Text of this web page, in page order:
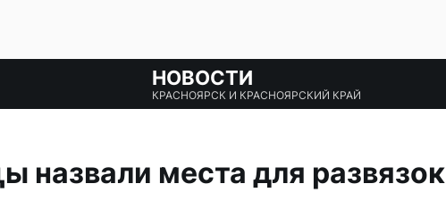
НОВОСТИ
КРАСНОЯРСК И КРАСНОЯРСКИЙ КРАЙ
назвали места для развязок